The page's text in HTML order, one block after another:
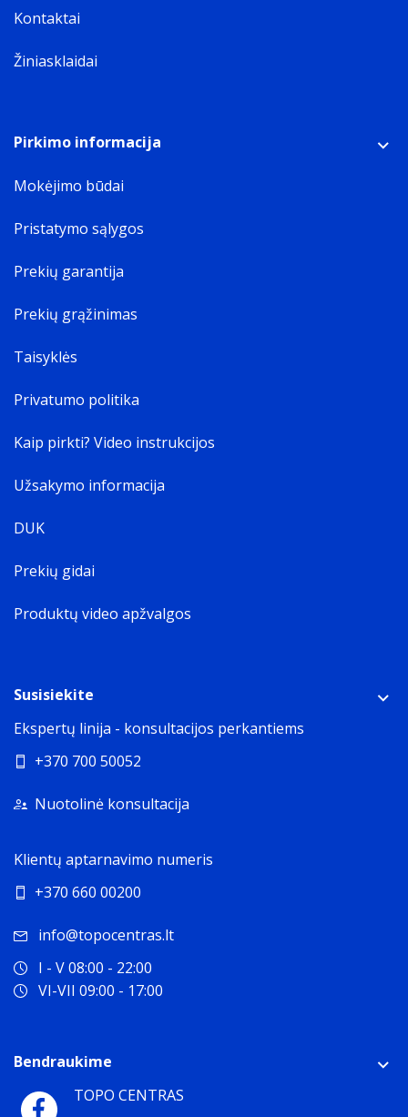
Kontaktai
Žiniasklaidai
Pirkimo informacija
Mokėjimo būdai
Pristatymo sąlygos
Prekių garantija
Prekių grąžinimas
Taisyklės
Privatumo politika
Kaip pirkti? Video instrukcijos
Užsakymo informacija
DUK
Prekių gidai
Produktų video apžvalgos
Susisiekite
Ekspertų linija - konsultacijos perkantiems
+370 700 50052
Nuotolinė konsultacija
Klientų aptarnavimo numeris
+370 660 00200
info@topocentras.lt
I - V 08:00 - 22:00
VI-VII 09:00 - 17:00
Bendraukime
TOPO CENTRAS